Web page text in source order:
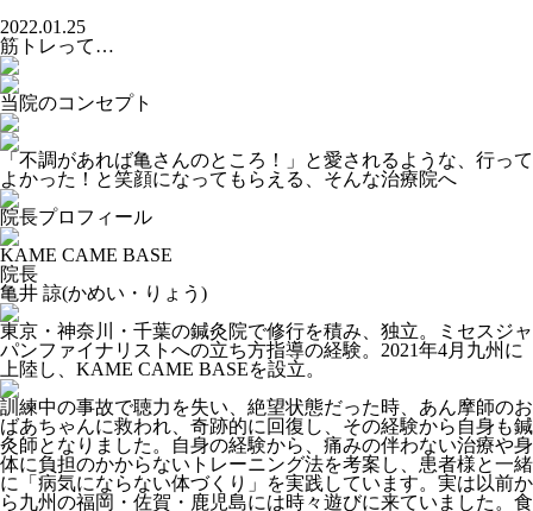
2022.01.25
筋トレって…
当院のコンセプト
「不調があれば亀さんのところ！」と愛されるような、行って
よかった！と笑顔になってもらえる、そんな治療院へ
院長プロフィール
KAME CAME BASE
院長
亀井 諒(かめい・りょう)
東京・神奈川・千葉の鍼灸院で修行を積み、独立。ミセスジャ
パンファイナリストへの立ち方指導の経験。2021年4月九州に
上陸し、KAME CAME BASEを設立。
訓練中の事故で聴力を失い、絶望状態だった時、あん摩師のお
ばあちゃんに救われ、奇跡的に回復し、その経験から自身も鍼
灸師となりました。自身の経験から、痛みの伴わない治療や身
体に負担のかからないトレーニング法を考案し、患者様と一緒
に「病気にならない体づくり」を実践しています。実は以前か
ら九州の福岡・佐賀・鹿児島には時々遊びに来ていました。食